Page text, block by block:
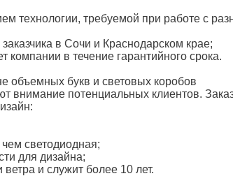
технологии, требуемой при работе с
в Сочи и Краснодарском крае;
компании в течение гарантийного срока.
объемных букв и световых коробов
внимание потенциальных клиентов.
светодиодная;
для дизайна;
и служит более 10 лет.